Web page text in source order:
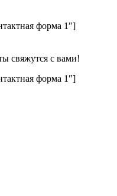
форма 1″]
свяжутся с вами!
форма 1″]